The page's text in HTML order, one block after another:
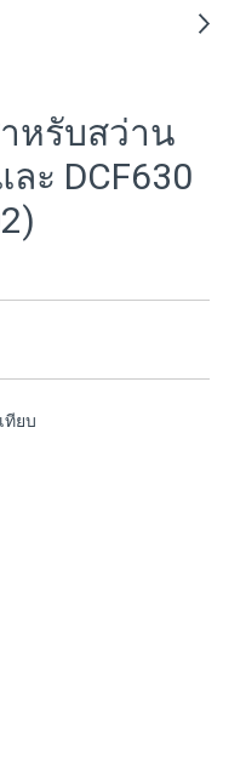
หรับสว่าน
ะ DCF630
ทียบ